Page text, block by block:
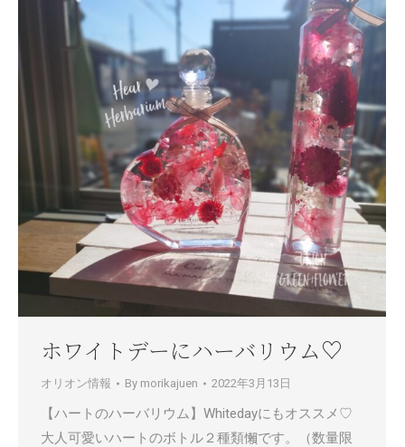
ホワイトデーにハーバリウム♡
オリオン情報 By morikajuen 2022年3月13日
【ハートのハーバリウム】Whitedayにもオススメ♡
大人可愛いハートのボトル２種類懶です。（数量限